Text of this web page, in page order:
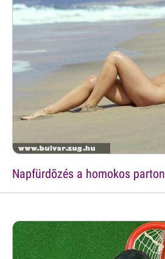
Napfürdõzés a homokos parton